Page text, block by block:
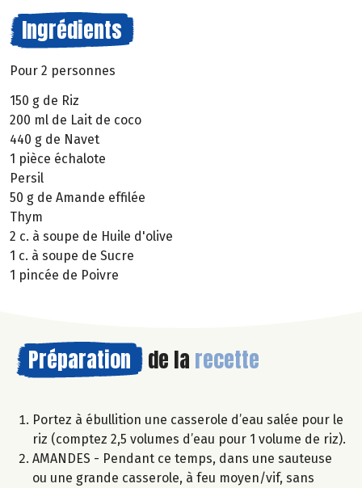
Ingrédients
Pour 2 personnes
150 g de Riz
200 ml de Lait de coco
440 g de Navet
1 pièce échalote
Persil
50 g de Amande effilée
Thym
2 c. à soupe de Huile d'olive
1 c. à soupe de Sucre
1 pincée de Poivre
Préparation de la recette
Portez à ébullition une casserole d’eau salée pour le
riz (comptez 2,5 volumes d’eau pour 1 volume de riz).
AMANDES - Pendant ce temps, dans une sauteuse
ou une grande casserole, à feu moyen/vif, sans